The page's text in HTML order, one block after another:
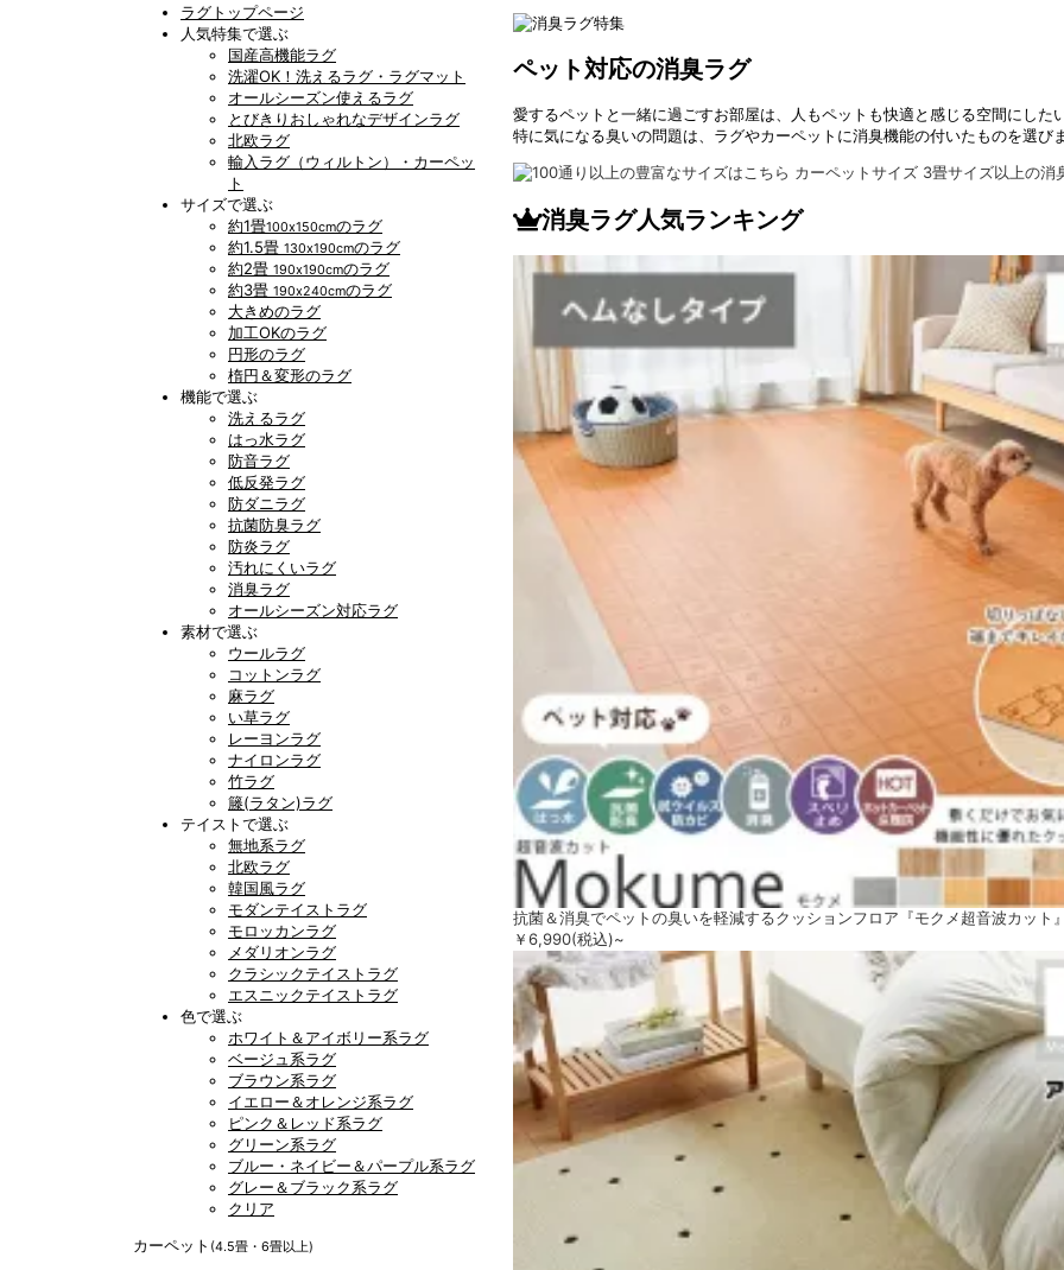
ラグトップページ
人気特集で選ぶ
国産高機能ラグ
洗濯OK！洗えるラグ・ラグマット
オールシーズン使えるラグ
とびきりおしゃれなデザインラグ
北欧ラグ
輸入ラグ（ウィルトン）・カーペッ
ト
サイズで選ぶ
約1畳100x150cmのラグ
約1.5畳 130x190cmのラグ
約2畳 190x190cmのラグ
約3畳 190x240cmのラグ
大きめのラグ
加工OKのラグ
円形のラグ
楕円＆変形のラグ
機能で選ぶ
洗えるラグ
はっ水ラグ
防音ラグ
低反発ラグ
防ダニラグ
抗菌防臭ラグ
防炎ラグ
汚れにくいラグ
消臭ラグ
オールシーズン対応ラグ
素材で選ぶ
ウールラグ
コットンラグ
麻ラグ
い草ラグ
レーヨンラグ
ナイロンラグ
竹ラグ
籐(ラタン)ラグ
テイストで選ぶ
無地系ラグ
北欧ラグ
韓国風ラグ
モダンテイストラグ
モロッカンラグ
メダリオンラグ
クラシックテイストラグ
エスニックテイストラグ
色で選ぶ
ホワイト＆アイボリー系ラグ
ベージュ系ラグ
ブラウン系ラグ
イエロー＆オレンジ系ラグ
ピンク＆レッド系ラグ
グリーン系ラグ
ブルー・ネイビー＆パープル系ラグ
グレー＆ブラック系ラグ
クリア
カーペット (4.5畳・6畳以上)
ペット対応の消臭ラグ
愛するペットと一緒に過ごすお部屋は、人もペットも快適と感じる空間にした
特に気になる臭いの問題は、ラグやカーペットに消臭機能の付いたものを選び
3畳サイズ以上の消
消臭ラグ人気ランキング
抗菌＆消臭でペットの臭いを軽減するクッションフロア『モクメ超音波カット
￥6,990(税込)~